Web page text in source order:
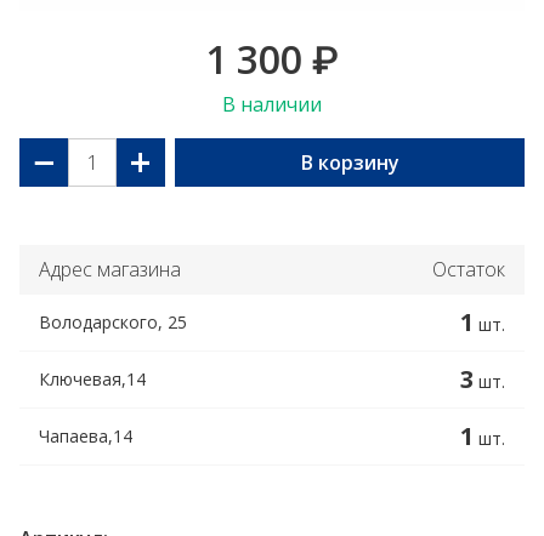
1 300 ₽
В наличии
− + В корзину
Адрес магазина Остаток
Володарского, 25 1 шт.
Ключевая,14 3 шт.
Чапаева,14 1 шт.